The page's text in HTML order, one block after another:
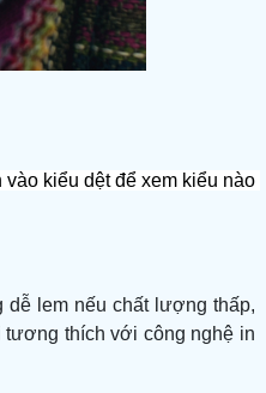
kiểu dệt để xem kiểu nào
dễ lem nếu chất lượng thấp,
tương thích với công nghệ in